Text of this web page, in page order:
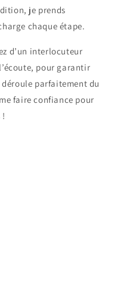
je prends
chaque étape.
d’un interlocuteur
pour garantir
parfaitement du
faire confiance pour